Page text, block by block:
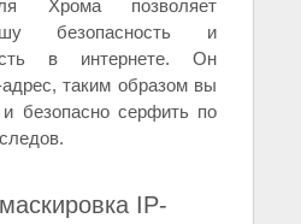
Хрома позволяет
безопасность и
в интернете. Он
таким образом вы
безопасно серфить по
IP-